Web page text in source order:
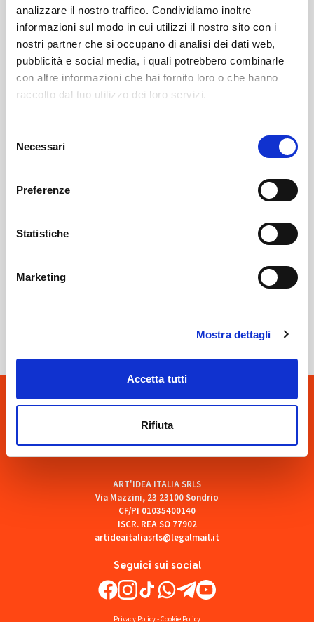
analizzare il nostro traffico. Condividiamo inoltre
informazioni sul modo in cui utilizzi il nostro sito con i
nostri partner che si occupano di analisi dei dati web,
pubblicità e social media, i quali potrebbero combinarle
con altre informazioni che hai fornito loro o che hanno
raccolto dal tuo utilizzo dei loro servizi.
delNecessari
Preferenze
Statistiche
Marketing
Mostra dettagli
Accetta tutti
Rifiuta
Sondrio Obituaries
SOF Società Onoranze Funebri
Seguici sui social
ART'IDEA ITALIA SRLS
Via Mazzini, 23 23100 Sondrio
CF/PI 01035400140
ISCR. REA SO 77902
artideaitaliasrls@legalmail.it
Privacy Policy-Cookie Policy